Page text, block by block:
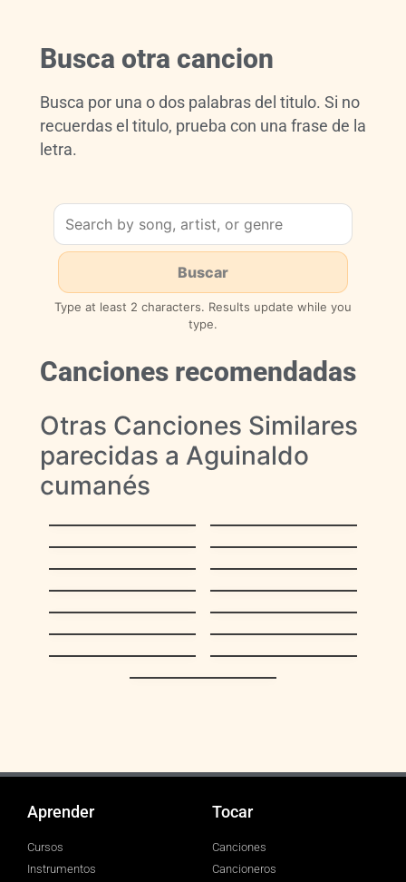
Busca otra cancion
Busca por una o dos palabras del titulo. Si no
recuerdas el titulo, prueba con una frase de la
letra.
Type at least 2 characters. Results update while you
type.
Canciones recomendadas
Otras Canciones Similares
parecidas a Aguinaldo
cumanés
Tucusito
doce
Cantemos
La Barca de Oro
Casta Paloma
Burrito Sabanero
El Niño del Ávila
Falconiano
ofrecí
pesebre
Qué gran tradición
Nicolás?
Callao
Carupanero
Espléndida noche
Aprender
Cursos
Instrumentos
Tocar
Canciones
Cancioneros